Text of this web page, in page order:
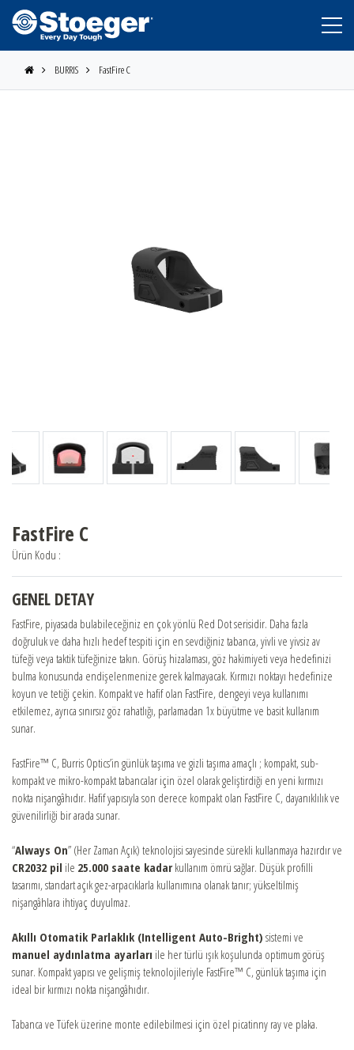
STOEGER
FRANCHI
CHAPUIS ARMES
BAYİLER
SATIŞ DESTEK
BURRIS FastFire C
FastFire C
Ürün Kodu :
GENEL DETAY
FastFire, piyasada bulabileceğiniz en çok yönlü Red Dot serisidir. Daha fazla
doğruluk ve daha hızlı hedef tespiti için en sevdiğiniz tabanca, yivli ve yivsiz av
tüfeği veya taktik tüfeğinize takın. Görüş hizalaması, göz hakimiyeti veya hedefinizi
bulma konusunda endişelenmenize gerek kalmayacak. Kırmızı noktayı hedefinize
koyun ve tetiği çekin. Kompakt ve hafif olan FastFire, dengeyi veya kullanımı
etkilemez, ayrıca sınırsız göz rahatlığı, parlamadan 1x büyütme ve basit kullanım
sunar.
FastFire™ C, Burris Optics’in günlük taşıma ve gizli taşıma amaçlı ; kompakt, sub-
kompakt ve mikro-kompakt tabancalar için özel olarak geliştirdiği en yeni kırmızı
nokta nişangâhıdır. Hafif yapısıyla son derece kompakt olan FastFire C, dayanıklılık ve
güvenilirliği bir arada sunar.
“Always On” (Her Zaman Açık) teknolojisi sayesinde sürekli kullanmaya hazırdır ve
CR2032 pil ile 25.000 saate kadarkullanım ömrü sağlar. Düşük profilli
tasarımı, standart açık gez-arpacıklarla kullanımına olanak tanır; yükseltilmiş
nişangâhlara ihtiyaç duyulmaz.
Akıllı Otomatik Parlaklık (Intelligent Auto-Bright) sistemi ve
manuel aydınlatma ayarları ile her türlü ışık koşulunda optimum görüş
sunar. Kompakt yapısı ve gelişmiş teknolojileriyle FastFire™ C, günlük taşıma için
ideal bir kırmızı nokta nişangâhıdır.
Tabanca ve Tüfek üzerine monte edilebilmesi için özel picatinny ray ve plaka.